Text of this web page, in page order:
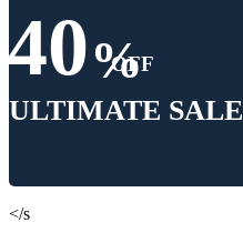
40%
OFF
ULTIMATE SALE
</s